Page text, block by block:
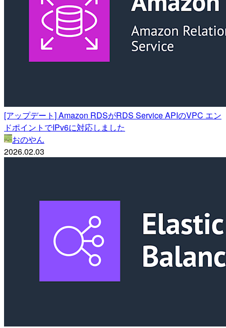
[アップデート] Amazon RDSがRDS Service APIのVPC エン
ドポイントでIPv6に対応しました
おのやん
2026.02.03